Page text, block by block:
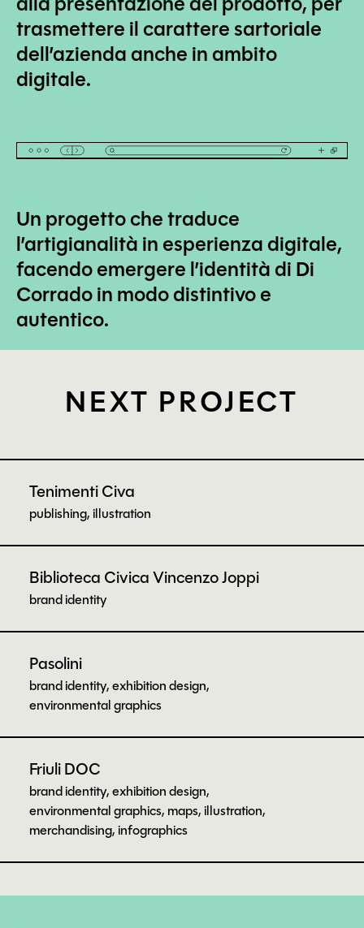
alla presentazione del prodotto, per
trasmettere il carattere sartoriale
dell’azienda anche in ambito
digitale.
Un progetto che traduce
l’artigianalità in esperienza digitale,
facendo emergere l’identità di Di
Corrado in modo distintivo e
autentico.
NEXT PROJECT
Tenimenti Civa
publishing, illustration
Biblioteca Civica Vincenzo Joppi
brand identity
Pasolini
brand identity, exhibition design,
environmental graphics
Friuli DOC
brand identity, exhibition design,
environmental graphics, maps, illustration,
merchandising, infographics